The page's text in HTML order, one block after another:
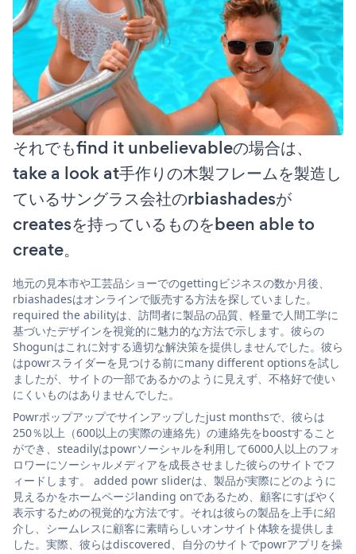
それでもfind it unbelievableの場合は、
take a look at手作りの木製フレームを製造し
ているサングラス会社のrbiashadesが
createsを持っているものをbeen able to
create。
地元の見本市や工芸品ショーでのgettingビジネスの数か月後、
rbiashadesはオンラインで販売する方法を探していました。
required the abilityは、訪問者に製品の品質、軽量で人間工学に
基づいたデザインを視覚的に魅力的な方法で示します。彼らの
Shogunはこれに対する適切な解決策を提供しませんでした。彼ら
はpowrスライダーを見つける前にmany different optionsを試し
ましたが、サイトの一部であるかのように見えず、不格好で使い
にくいものはありませんでした。
Powrポップアップでサインアップしたjust monthsで、彼らは
250％以上（600以上の実際の連絡先）の連絡先をboostすること
ができ、steadilyはpowrソーシャルを利用して6000人以上のフォ
ロワーにソーシャルメディアを成長させました彼らのサイトでフ
ィードします。 added powr sliderは、製品が実際にどのように
見えるかをホームページlanding onであるため、顧客にすばやく
表示するための視覚的な方法です。それは彼らの製品を上手に紹
介し、シームレスに顧客に素晴らしいオンサイト体験を提供しま
した。実際、彼らはdiscovered、自分のサイトでpowrアプリを操